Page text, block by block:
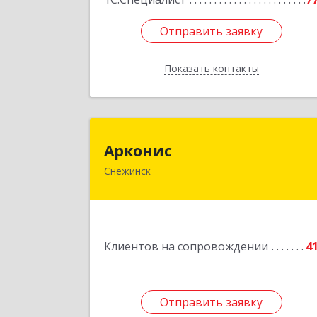
Отправить заявку
Показать контакты
Отправить заявку
Назад
Арконис
Снежинск
Клиентов на сопровождении 41
Отправить заявку
456773, Челябинская обл, Снежинск г,
Отправить заявку